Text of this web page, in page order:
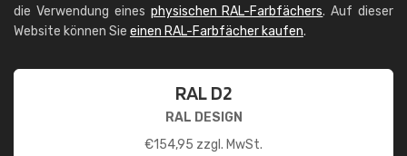
die Verwendung eines physischen RAL-Farbfächers. Auf dieser
Website können Sie einen RAL-Farbfächer kaufen.
RAL D2
RAL DESIGN
€154,95 zzgl. MwSt.